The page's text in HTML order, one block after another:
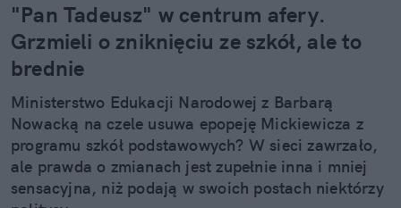
"Pan Tadeusz" w centrum afery.
Grzmieli o zniknięciu ze szkół, ale to
brednie
Ministerstwo Edukacji Narodowej z Barbarą
Nowacką na czele usuwa epopeję Mickiewicza z
programu szkół podstawowych? W sieci zawrzało,
ale prawda o zmianach jest zupełnie inna i mniej
sensacyjna, niż podają w swoich postach niektórzy